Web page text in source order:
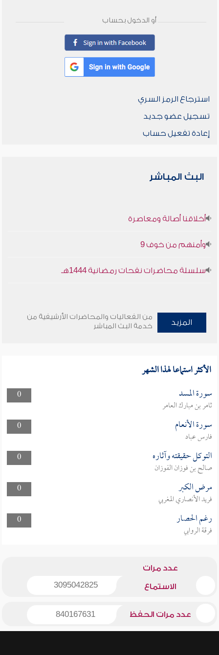
أو الدخول بحساب
استرجاع الرمز السري
تسجيل عضو جديد
إعادة تفعيل حساب
البث المباشر
أخلاقنا أصالة ومعاصرة
وأمنهم من خوف 9
سلسلة محاضرات نفحات رمضانية 1444هـ
المزيد
من الفعاليات والمحاضرات الأرشيفية من
خدمة البث المباشر
الأكثر استماعا لهذا الشهر
0 سورة المسد
ثامر بن مبارك العامر
0
سورة الأنعام
فارس عباد
0
التوكل حقيقته وآثاره
صالح بن فوزان الفوزان
0
مرض الكبر
فريد الأنصاري المغربي
0
رغم الحصار
فرقة الروابي
عدد مرات
الاستماع 3095042825
عدد مرات الحفظ 840167631